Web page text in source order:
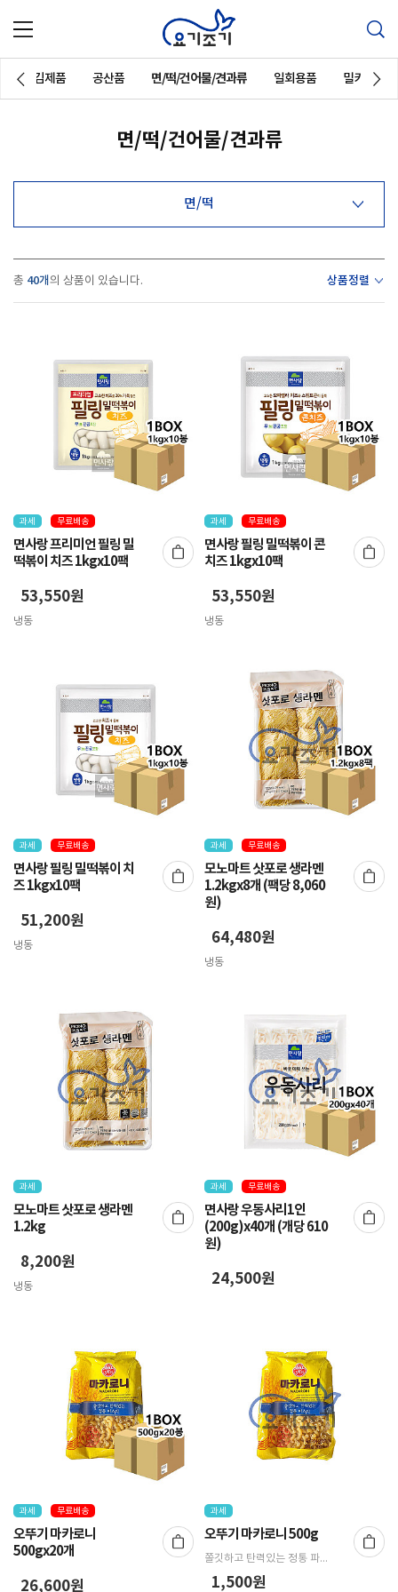
튀김제품 공산품 면/떡/건어물/견과류 일회용품 밀키트
면/떡/건어물/견과류
면/떡
총 40개의 상품이 있습니다. 상품정렬
과세 무료배송
면사랑 프리미언 필링 밀
떡볶이 치즈 1kgx10팩
53,550원
냉동
과세 무료배송
면사랑 필링 밀떡볶이 콘
치즈 1kgx10팩
53,550원
냉동
과세 무료배송
면사랑 필링 밀떡볶이 치
즈 1kgx10팩
51,200원
냉동
과세 무료배송
모노마트 삿포로 생라멘
1.2kgx8개 (팩당 8,060
원)
64,480원
냉동
과세
모노마트 삿포로 생라멘
1.2kg
8,200원
냉동
과세 무료배송
면사랑 우동사리1인
(200g)x40개 (개당 610
원)
24,500원
과세 무료배송
오뚜기 마카로니
500gx20개
26,600원
과세
오뚜기 마카로니 500g
쫄깃하고 탄력있는 정통 파스타입니다.
1,500원